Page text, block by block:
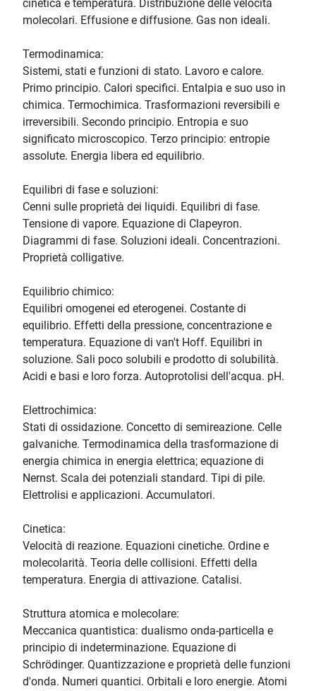
cinetica e temperatura. Distribuzione delle velocità
molecolari. Effusione e diffusione. Gas non ideali.
Termodinamica:
Sistemi, stati e funzioni di stato. Lavoro e calore.
Primo principio. Calori specifici. Entalpia e suo uso in
chimica. Termochimica. Trasformazioni reversibili e
irreversibili. Secondo principio. Entropia e suo
significato microscopico. Terzo principio: entropie
assolute. Energia libera ed equilibrio.
Equilibri di fase e soluzioni:
Cenni sulle proprietà dei liquidi. Equilibri di fase.
Tensione di vapore. Equazione di Clapeyron.
Diagrammi di fase. Soluzioni ideali. Concentrazioni.
Proprietà colligative.
Equilibrio chimico:
Equilibri omogenei ed eterogenei. Costante di
equilibrio. Effetti della pressione, concentrazione e
temperatura. Equazione di van't Hoff. Equilibri in
soluzione. Sali poco solubili e prodotto di solubilità.
Acidi e basi e loro forza. Autoprotolisi dell'acqua. pH.
Elettrochimica:
Stati di ossidazione. Concetto di semireazione. Celle
galvaniche. Termodinamica della trasformazione di
energia chimica in energia elettrica; equazione di
Nernst. Scala dei potenziali standard. Tipi di pile.
Elettrolisi e applicazioni. Accumulatori.
Cinetica:
Velocità di reazione. Equazioni cinetiche. Ordine e
molecolarità. Teoria delle collisioni. Effetti della
temperatura. Energia di attivazione. Catalisi.
Struttura atomica e molecolare:
Meccanica quantistica: dualismo onda-particella e
principio di indeterminazione. Equazione di
Schrödinger. Quantizzazione e proprietà delle funzioni
d'onda. Numeri quantici. Orbitali e loro energie. Atomi